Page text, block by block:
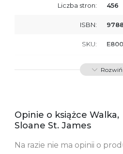
Liczba stron: 456
ISBN:
SKU:
Producent / Osoby
odpowiedzialne za
Sp. z
+48
Ostrzeżenia oraz
bezpieczeństwa:
Rozwiń
Opinie o książce Walka,
Sloane St. James
Na razie nie ma opinii o